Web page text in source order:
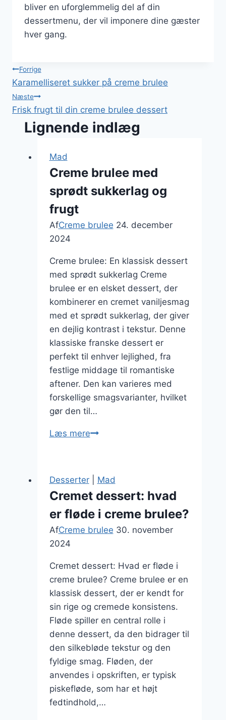
bliver en uforglemmelig del af din
dessertmenu, der vil imponere dine gæster
hver gang.
Indlægsnavigation
Forrige
Karamelliseret sukker på creme brulee
Næste
Frisk frugt til din creme brulee dessert
Lignende indlæg
Mad
Creme brulee med
sprødt sukkerlag og
frugt
AfCreme brulee 24. december
2024
Creme brulee: En klassisk dessert
med sprødt sukkerlag Creme
brulee er en elsket dessert, der
kombinerer en cremet vaniljesmag
med et sprødt sukkerlag, der giver
en dejlig kontrast i tekstur. Denne
klassiske franske dessert er
perfekt til enhver lejlighed, fra
festlige middage til romantiske
aftener. Den kan varieres med
forskellige smagsvarianter, hvilket
gør den til…
Læs mereCreme
sprødt
sukkerlag
og
frugt
Desserter| Mad
Cremet dessert: hvad
er fløde i creme brulee?
AfCreme brulee 30. november
2024
Cremet dessert: Hvad er fløde i
creme brulee? Creme brulee er en
klassisk dessert, der er kendt for
sin rige og cremede konsistens.
Fløde spiller en central rolle i
denne dessert, da den bidrager til
den silkebløde tekstur og den
fyldige smag. Fløden, der
anvendes i opskriften, er typisk
piskefløde, som har et højt
fedtindhold,…